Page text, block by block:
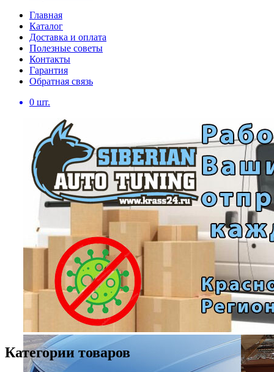
Главная
Каталог
Доставка и оплата
Полезные советы
Контакты
Гарантия
Обратная связь
0 шт.
Категории товаров